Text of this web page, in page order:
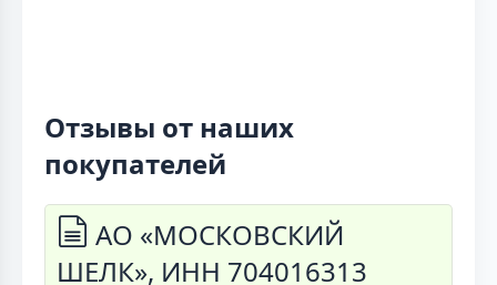
Отзывы от наших
покупателей
АО «МОСКОВСКИЙ
ШЕЛК», ИНН 704016313